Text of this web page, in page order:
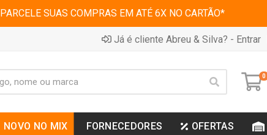
PARCELE SUAS COMPRAS EM ATÉ 6X NO CARTÃO*
Já é cliente Abreu & Silva? - Entrar
0
NOVO NO MIX FORNECEDORES OFERTAS